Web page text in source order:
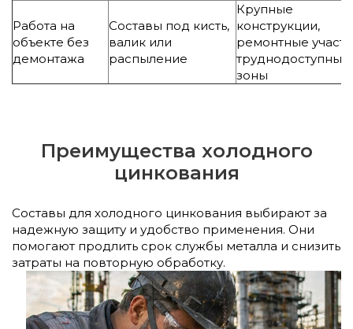
Работа на
объекте без
демонтажа
Составы под кисть,
валик или
распыление
Крупные
конструкции,
ремонтные
труднодоступные
зоны
Преимущества холодного
цинкования
Составы для холодного цинкования выбирают за
надежную защиту и удобство применения. Они
помогают продлить срок службы металла и снизить
затраты на повторную обработку.